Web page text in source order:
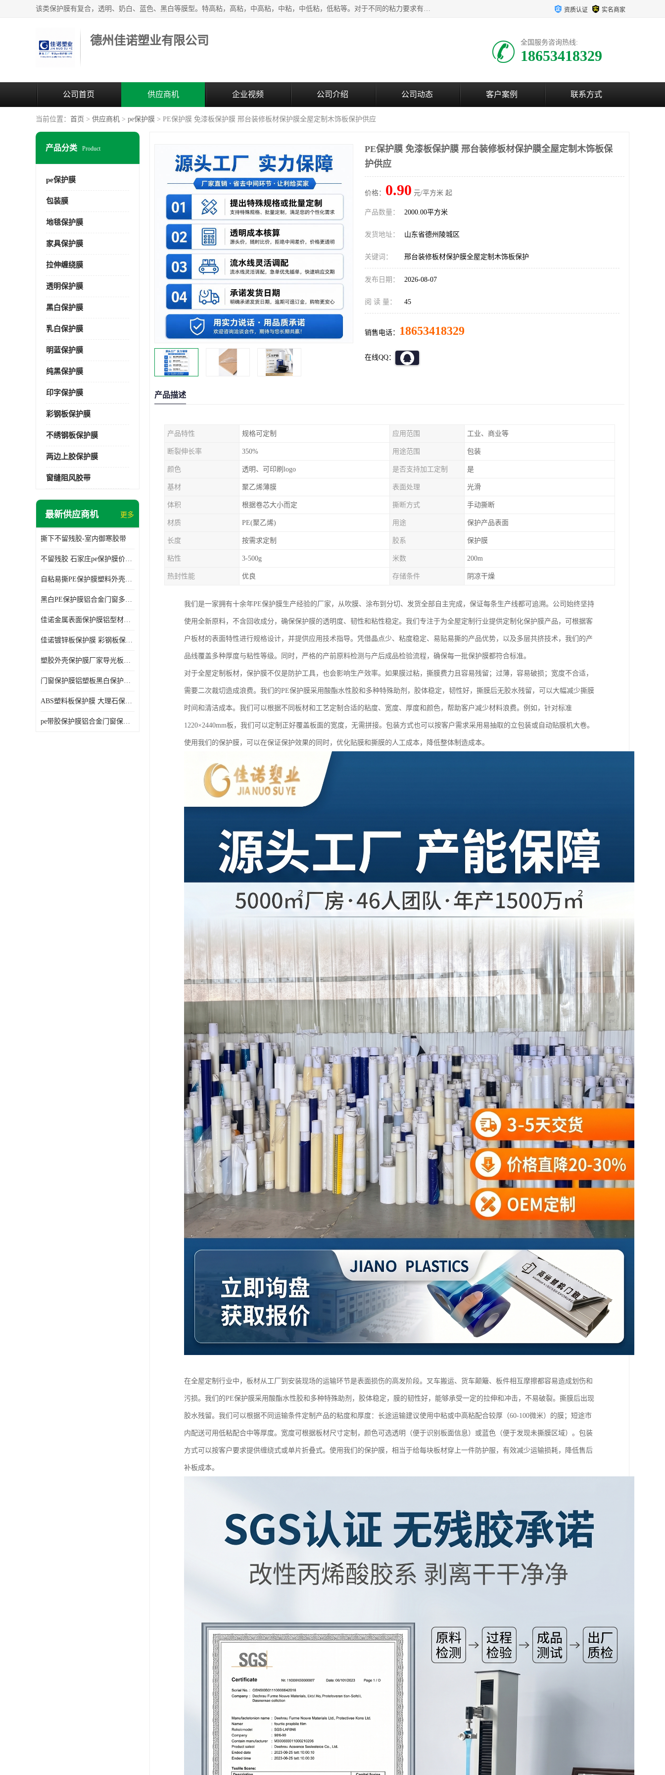
该类保护膜有复合，透明、奶白、蓝色、黑白等膜型。特高粘，高粘，中高粘，中粘，中低粘，低粘等。对于不同的粘力要求有相应的产品相适配。无胶渍残留污染。在较宽的收卷幅度下平整无皱纹，收卷长度大，利于机械化及自动化施工粘贴。为您的产品提供的表面保护解决方案。 产品广泛适用于：铝材、不锈钢、金属、塑料、电子、家电、家具、玻璃、化工材料、装饰材料等。 资质认证 实名商家
德州佳诺塑业有限公司 全国服务咨询热线:
18653418329
公司首页 供应商机 企业视频 公司介绍 公司动态 客户案例 联系方式
当前位置： 首页 > 供应商机 > pe保护膜 > PE保护膜 免漆板保护膜 邢台装修板材保护膜全屋定制木饰板保护供应
产品分类 Product
pe保护膜
包装膜
地毯保护膜
家具保护膜
拉伸缠绕膜
透明保护膜
黑白保护膜
乳白保护膜
明蓝保护膜
纯黑保护膜
印字保护膜
彩钢板保护膜
不绣钢板保护膜
两边上胶保护膜
窗缝阻风胶带
最新供应商机 更多
撕下不留残胶-室内御寒胶带
不留残胶 石家庄pe保护膜价格 塑料薄膜
自粘易撕PE保护膜塑料外壳导光板亚克力板膜操作方便
黑白PE保护膜铝合金门窗多种颜色支持定制生产
佳诺金属表面保护膜铝型材保护膜不留残胶铝合金窗框保护胶带
佳诺镀锌板保护膜 彩钢板保护pe保护膜
塑胶外壳保护膜厂家导光板保护膜 铝单板保护膜胶带易撕不留胶
门窗保护膜铝塑板黑白保护膜外墙保温板保护膜
ABS塑料板保护膜 大理石保护膜 缠鱼竿保护膜
pe带胶保护膜铝合金门窗保护不锈钢板保护膜大理石建筑材料保护
PE保护膜 免漆板保护膜 邢台装修板材保护膜全屋定制木饰板保
护供应
价格： 0.90 元/平方米 起
产品数量： 2000.00平方米
发货地址： 山东省德州陵城区
关键词： 邢台装修板材保护膜全屋定制木饰板保护
发布日期： 2026-08-07
阅 读 量： 45
销售电话： 18653418329
在线QQ：
产品描述
产品特性 规格可定制 应用范围 工业、商业等
断裂伸长率 350% 用途范围 包装
颜色 透明、可印刷logo 是否支持加工定制 是
基材 聚乙烯薄膜 表面处理 光滑
体积 根据卷芯大小而定 撕断方式 手动撕断
材质 PE(聚乙烯) 用途 保护产品表面
长度 按需求定制 胶系 保护膜
粘性 3-500g 米数 200m
热封性能 优良 存储条件 阴凉干燥
我们是一家拥有十余年PE保护膜生产经验的厂家，从吹膜、涂布到分切、发货全部自主完成，保证每条生产线都可追溯。公司始终坚持
使用全新原料，不含回收成分，确保保护膜的透明度、韧性和粘性稳定。我们专注于为全屋定制行业提供定制化保护膜产品，可根据客
户板材的表面特性进行规格设计，并提供应用技术指导。凭借晶点少、粘度稳定、易贴易撕的产品优势，以及多层共挤技术，我们的产
品线覆盖多种厚度与粘性等级。同时，严格的产前原料检测与产后成品检验流程，确保每一批保护膜都符合标准。
对于全屋定制板材，保护膜不仅是防护工具，也会影响生产效率。如果膜过粘，撕膜费力且容易残留；过薄，容易破损；宽度不合适，
需要二次裁切造成浪费。我们的PE保护膜采用酸酯水性胶和多种特殊助剂，胶体稳定，韧性好，撕膜后无胶水残留，可以大幅减少撕膜
时间和清洁成本。我们可以根据不同板材和工艺定制合适的粘度、宽度、厚度和颜色，帮助客户减少材料浪费。例如，针对标准
1220×2440mm板，我们可以定制正好覆盖板面的宽度，无需拼接。包装方式也可以按客户需求采用易抽取的立包装或自动贴膜机大卷。
使用我们的保护膜，可以在保证保护效果的同时，优化贴膜和撕膜的人工成本，降低整体制造成本。
在全屋定制行业中，板材从工厂到安装现场的运输环节是表面损伤的高发阶段。叉车搬运、货车颠簸、板件相互摩擦都容易造成划伤和
污损。我们的PE保护膜采用酸酯水性胶和多种特殊助剂，胶体稳定，膜的韧性好，能够承受一定的拉伸和冲击，不易破裂。撕膜后出现
胶水残留。我们可以根据不同运输条件定制产品的粘度和厚度：长途运输建议使用中粘或中高粘配合较厚（60-100微米）的膜；短途市
内配送可用低粘配合中等厚度。宽度可根据板材尺寸定制，颜色可选透明（便于识别板面信息）或蓝色（便于发现未撕膜区域）。包装
方式可以按客户要求提供缠绕式或单片折叠式。使用我们的保护膜，相当于给每块板材穿上一件防护服，有效减少运输损耗，降低售后
补板成本。